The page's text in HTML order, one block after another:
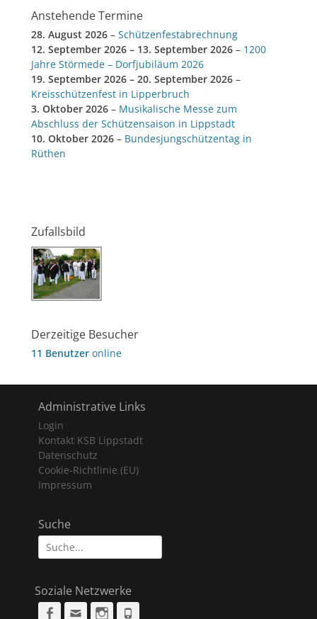
Anstehende Termine
28. August 2026 – Schützenfestabrechnung
12. September 2026 – 13. September 2026 – 1200
Jahre Störmede – Dorfjubiläum 2026
19. September 2026 – 20. September 2026 –
Kreisschützenfest in Lipperbruch
3. Oktober 2026 – Musikalische Messe zum
Abschluss der Schützensaison in Lippstadt
10. Oktober 2026 – Bundesjungschützentag in
Rüthen
Zufallsbild
Derzeitige Besucher
11 Benutzer online
Administrative Links
Login
Kontakt KSB Lippstadt
Datenschutz
Cookie-Richtlinie (EU)
Impressum
Suche
Suche
nach:
Soziale Netzwerke
Facebook
Email Instagram